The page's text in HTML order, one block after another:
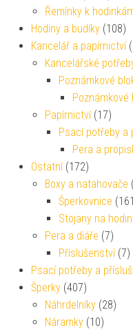
Řemínky k
Hodiny a budíky (108)
Kancelář a papírnictví
Kancelářské
Poznámkové
Poznámkové
Papírnictví (17)
Psací potřeby a
Pera a
Ostatní (172)
Boxy a natahovače
Šperkovnice
Stojany na
Pera a diáře (7)
Příslušenství (7)
Psací potřeby a
Šperky (407)
Náhrdelníky (28)
Náramky (10)